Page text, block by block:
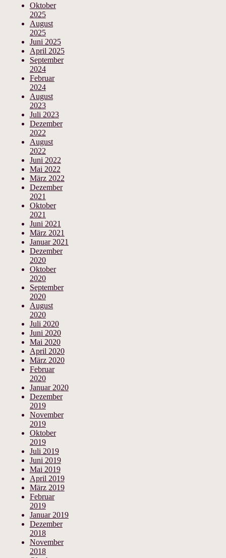
Oktober
2025
August
2025
Juni 2025
April 2025
September
2024
Februar
2024
August
2023
Juli 2023
Dezember
2022
August
2022
Juni 2022
Mai 2022
März 2022
Dezember
2021
Oktober
2021
Juni 2021
März 2021
Januar 2021
Dezember
2020
Oktober
2020
September
2020
August
2020
Juli 2020
Juni 2020
Mai 2020
April 2020
März 2020
Februar
2020
Januar 2020
Dezember
2019
November
2019
Oktober
2019
Juli 2019
Juni 2019
Mai 2019
April 2019
März 2019
Februar
2019
Januar 2019
Dezember
2018
November
2018